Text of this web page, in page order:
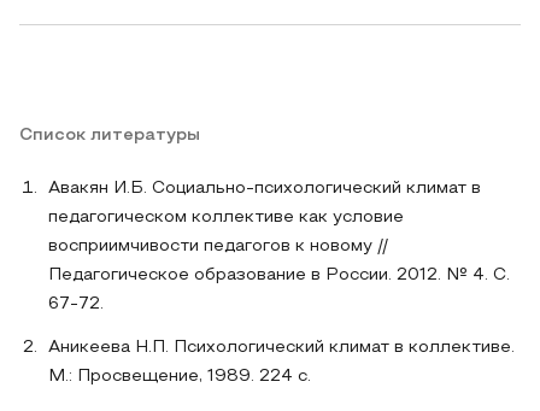
Список литературы
Авакян И.Б. Социально-психологический климат в
педагогическом коллективе как условие
восприимчивости педагогов к новому //
Педагогическое образование в России. 2012. № 4. С.
67-72.
Аникеева Н.П. Психологический климат в коллективе.
М.: Просвещение, 1989. 224 с.